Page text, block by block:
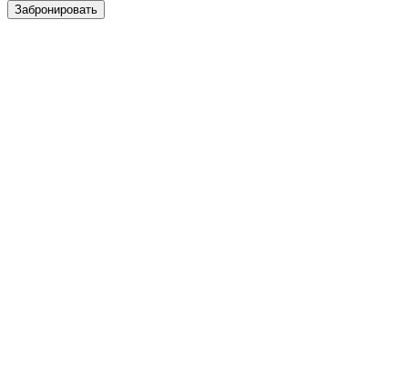
Забронировать